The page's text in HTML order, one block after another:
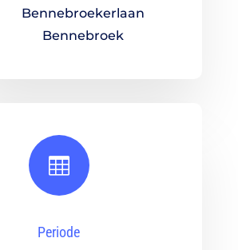
Bennebroekerlaan
Bennebroek

Periode